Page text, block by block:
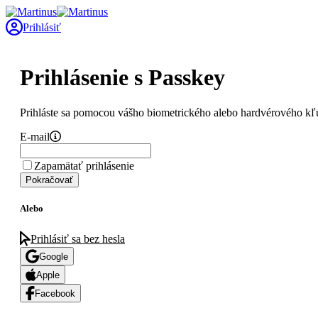
Prihlásiť
Prihlásenie s Passkey
Prihláste sa pomocou vášho biometrického alebo hardvérového
E-mail
Zapamätať prihlásenie
Pokračovať
Alebo
Prihlásiť sa bez hesla
Google
Apple
Facebook